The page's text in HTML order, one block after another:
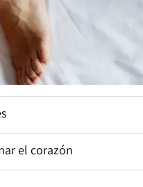
el corazón